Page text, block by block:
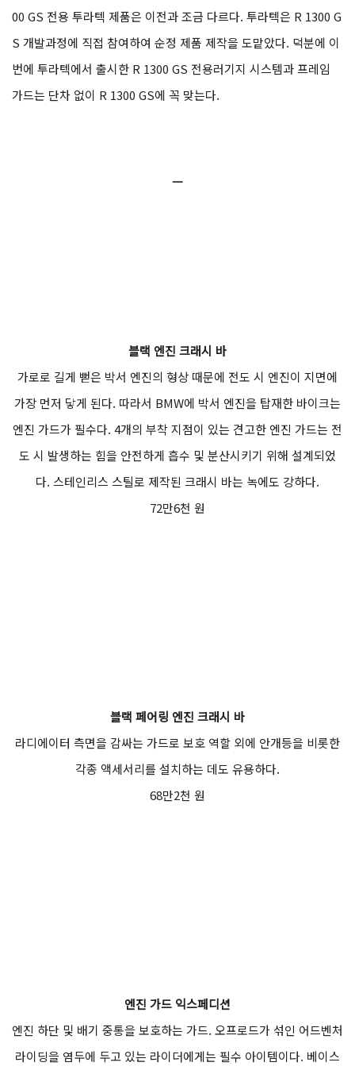
00 GS 전용 투라텍 제품은 이전과 조금 다르다. 투라텍은 R 1300 G
S 개발과정에 직접 참여하여 순정 제품 제작을 도맡았다. 덕분에 이
번에 투라텍에서 출시한 R 1300 GS 전용러기지 시스템과 프레임
가드는 단차 없이 R 1300 GS에 꼭 맞는다.
ㅡ
블랙 엔진 크래시 바
가로로 길게 뻗은 박서 엔진의 형상 때문에 전도 시 엔진이 지면에
가장 먼저 닿게 된다. 따라서 BMW에 박서 엔진을 탑재한 바이크는
엔진 가드가 필수다. 4개의 부착 지점이 있는 견고한 엔진 가드는 전
도 시 발생하는 힘을 안전하게 흡수 및 분산시키기 위해 설계되었
다. 스테인리스 스틸로 제작된 크래시 바는 녹에도 강하다.
72만6천 원
블랙 페어링 엔진 크래시 바
라디에이터 측면을 감싸는 가드로 보호 역할 외에 안개등을 비롯한
각종 액세서리를 설치하는 데도 유용하다.
68만2천 원
엔진 가드 익스페디션
엔진 하단 및 배기 중통을 보호하는 가드. 오프로드가 섞인 어드벤처
라이딩을 염두에 두고 있는 라이더에게는 필수 아이템이다. 베이스